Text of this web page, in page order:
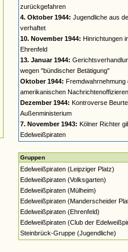
zurückgefahren
4. Oktober 1944: Jugendliche aus
verhaftet
10. November 1944: Hinrichtungen
Ehrenfeld
13. Januar 1944:
wegen "bündischer Betätigung"
Oktober 1944: Fremdwahrnehmung
amerikanischen
Dezember 1944: Kontroverse
Außenministerium
7. November 1943: Kölner Richter
Edelweißpiraten
Gruppen
Edelweißpiraten (Leipziger Platz)
Edelweißpiraten (Volksgarten)
Edelweißpiraten (Mülheim)
Edelweißpiraten (Manderscheider
Edelweißpiraten (Ehrenfeld)
Edelweißpiraten (Club der
Steinbrück-Gruppe (Jugendliche)